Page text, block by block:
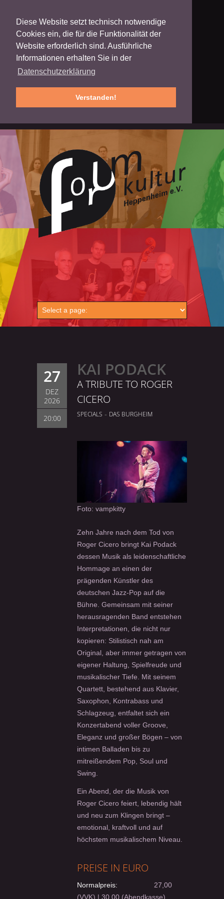
Diese Website setzt technisch notwendige
Cookies ein, die für die Funktionalität der
Website erforderlich sind. Ausführliche
Informationen erhalten Sie in der
Datenschutzerklärung
Verstanden!
27
DEZ
2026
20:00
KAI PODACK
A TRIBUTE TO ROGER
CICERO
SPECIALS - DAS BURGHEIM
Foto: vampkitty
Zehn Jahre nach dem Tod von
Roger Cicero bringt Kai Podack
dessen Musik als leidenschaftliche
Hommage an einen der
prägenden Künstler des
deutschen Jazz-Pop auf die
Bühne. Gemeinsam mit seiner
herausragenden Band entstehen
Interpretationen, die nicht nur
kopieren: Stilistisch nah am
Original, aber immer getragen von
eigener Haltung, Spielfreude und
musikalischer Tiefe. Mit seinem
Quartett, bestehend aus Klavier,
Saxophon, Kontrabass und
Schlagzeug, entfaltet sich ein
Konzertabend voller Groove,
Eleganz und großer Bögen – von
intimen Balladen bis zu
mitreißendem Pop, Soul und
Swing.
Ein Abend, der die Musik von
Roger Cicero feiert, lebendig hält
und neu zum Klingen bringt –
emotional, kraftvoll und auf
höchstem musikalischem Niveau.
PREISE IN EURO
Normalpreis:
27,00
(VVK) | 30,00 (Abendkasse)